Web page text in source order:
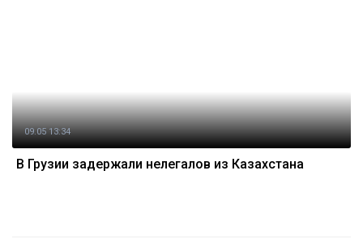
09.05 13:34
В Грузии задержали нелегалов из Казахстана